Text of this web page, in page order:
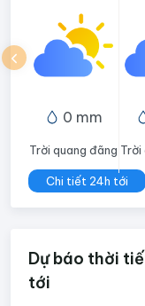
0 mm
Trời quang đãng
Chi tiết 24h tới
Dự báo thời
tới